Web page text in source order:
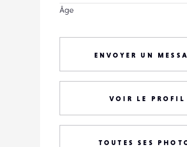
Âge
ENVOYER UN
VOIR LE PROFIL
TOUTES SES